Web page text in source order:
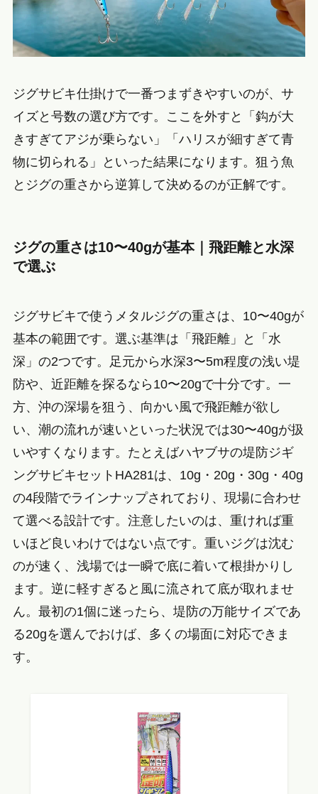
ジグサビキ仕掛けで一番つまずきやすいのが、サ
イズと号数の選び方です。ここを外すと「鈎が大
きすぎてアジが乗らない」「ハリスが細すぎて青
物に切られる」といった結果になります。狙う魚
とジグの重さから逆算して決めるのが正解です。
ジグの重さは10〜40gが基本｜飛距離と水深
で選ぶ
ジグサビキで使うメタルジグの重さは、10〜40gが
基本の範囲です。選ぶ基準は「飛距離」と「水
深」の2つです。足元から水深3〜5m程度の浅い堤
防や、近距離を探るなら10〜20gで十分です。一
方、沖の深場を狙う、向かい風で飛距離が欲し
い、潮の流れが速いといった状況では30〜40gが扱
いやすくなります。たとえばハヤブサの堤防ジギ
ングサビキセットHA281は、10g・20g・30g・40g
の4段階でラインナップされており、現場に合わせ
て選べる設計です。注意したいのは、重ければ重
いほど良いわけではない点です。重いジグは沈む
のが速く、浅場では一瞬で底に着いて根掛かりし
ます。逆に軽すぎると風に流されて底が取れませ
ん。最初の1個に迷ったら、堤防の万能サイズであ
る20gを選んでおけば、多くの場面に対応できま
す。